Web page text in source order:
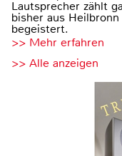
Lautsprecher zählt
bisher aus
begeistert.
>> Mehr erfahren
>> Alle anzeigen